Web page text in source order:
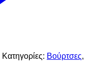
Κατηγορίες: Βούρτσες,